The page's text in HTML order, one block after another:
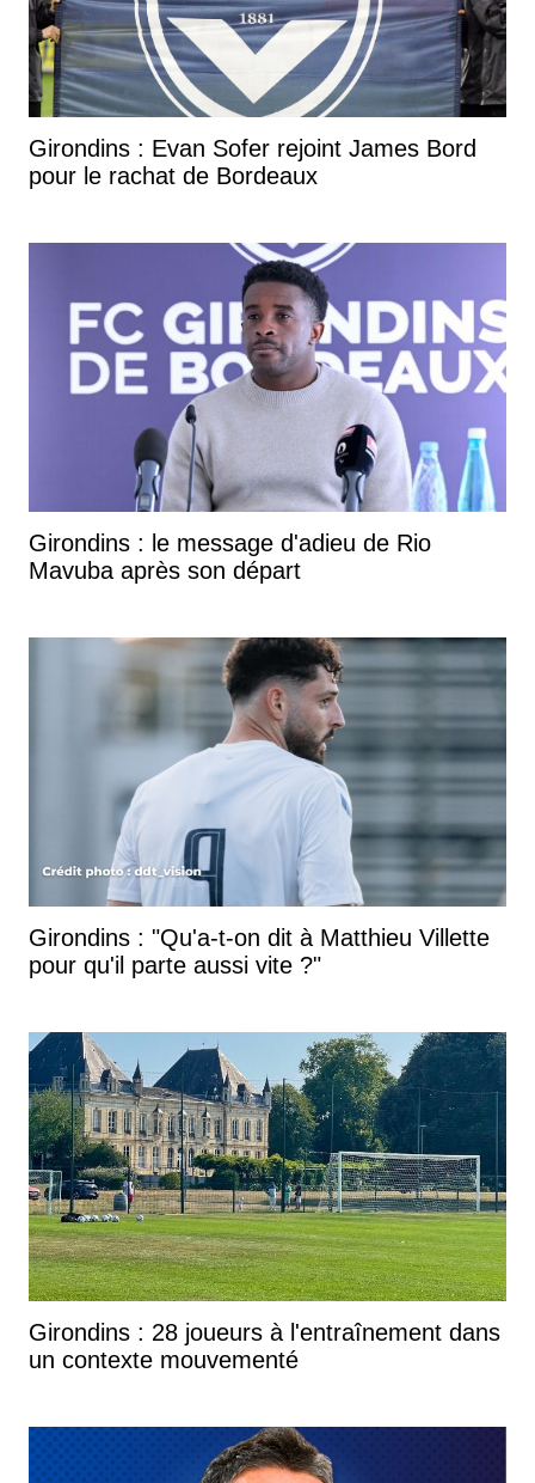
Girondins : Evan Sofer rejoint James Bord
pour le rachat de Bordeaux
Girondins : le message d'adieu de Rio
Mavuba après son départ
Girondins : "Qu'a-t-on dit à Matthieu Villette
pour qu'il parte aussi vite ?"
Girondins : 28 joueurs à l'entraînement dans
un contexte mouvementé